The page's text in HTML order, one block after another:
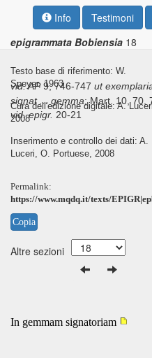
Info Testimoni
epigrammata Bobiensia 18
Testo base di riferimento: W.
Speyer, 1963
Cura dell'edizione digitale: A.
2008
Inserimento e controllo dei dati: A.
Luceri, O. Portuese, 2008
Permalink:
https://www.mqdq.it/texts/
Copia
Altre sezioni
In gemmam signatoriam
vid. AP9, 746-747 ut
signat ... gemma; Mart. 10, 70,
vid. epigr. 20-21